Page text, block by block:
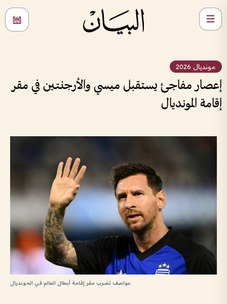
مونديال 2026
إعصار مفاجئ يستقبل ميسي والأرجنتين في مقر
إقامة المونديال
عواصف تضرب مقر إقامة أبطال العالم في المونديال